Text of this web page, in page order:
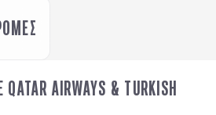
AIRWAYS & TURKISH